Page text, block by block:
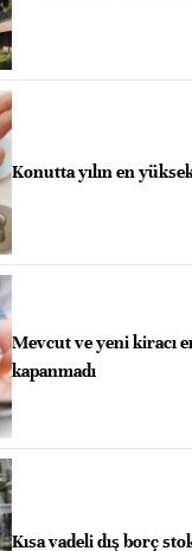
Konutta yılın en yüksek
Mevcut ve yeni kiracı
kapanmadı
Kısa vadeli dış borç